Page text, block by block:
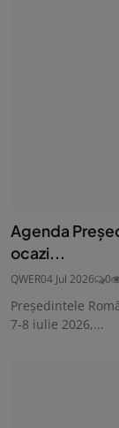
Agenda
ocazi...
QWER04 Jul 2026 0
Președintele
7-8 iulie 2026,...